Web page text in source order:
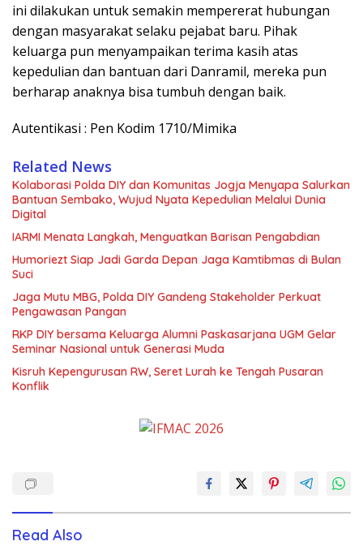
ini dilakukan untuk semakin mempererat hubungan
dengan masyarakat selaku pejabat baru. Pihak
keluarga pun menyampaikan terima kasih atas
kepedulian dan bantuan dari Danramil, mereka pun
berharap anaknya bisa tumbuh dengan baik.
Autentikasi : Pen Kodim 1710/Mimika
Related News
Kolaborasi Polda DIY dan Komunitas Jogja Menyapa Salurkan
Bantuan Sembako, Wujud Nyata Kepedulian Melalui Dunia
Digital
IARMI Menata Langkah, Menguatkan Barisan Pengabdian
Humoriezt Siap Jadi Garda Depan Jaga Kamtibmas di Bulan
Suci
Jaga Mutu MBG, Polda DIY Gandeng Stakeholder Perkuat
Pengawasan Pangan
RKP DIY bersama Keluarga Alumni Paskasarjana UGM Gelar
Seminar Nasional untuk Generasi Muda
Kisruh Kepengurusan RW, Seret Lurah ke Tengah Pusaran
Konflik
Read Also